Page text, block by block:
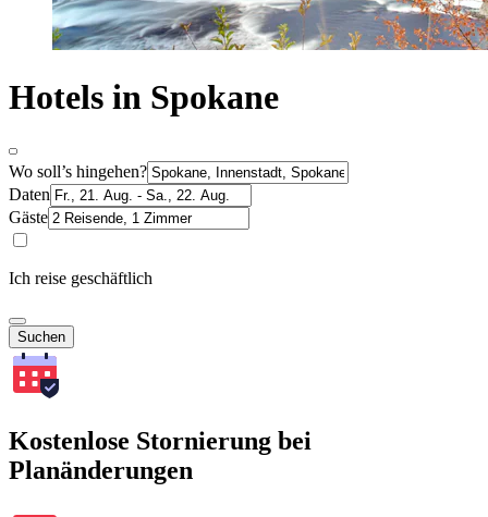
Hotels in Spokane
Wo soll’s hingehen?
Daten
Gäste
Ich reise geschäftlich
Suchen
Kostenlose Stornierung bei
Planänderungen